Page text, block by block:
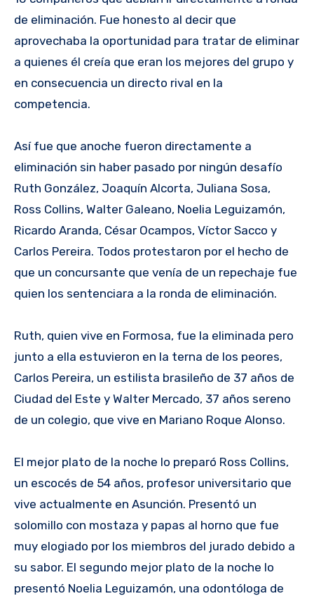
de eliminación. Fue honesto al decir que
aprovechaba la oportunidad para tratar de eliminar
a quienes él creía que eran los mejores del grupo y
en consecuencia un directo rival en la
competencia.
Así fue que anoche fueron directamente a
eliminación sin haber pasado por ningún desafío
Ruth González, Joaquín Alcorta, Juliana Sosa,
Ross Collins, Walter Galeano, Noelia Leguizamón,
Ricardo Aranda, César Ocampos, Víctor Sacco y
Carlos Pereira. Todos protestaron por el hecho de
que un concursante que venía de un repechaje fue
quien los sentenciara a la ronda de eliminación.
Ruth, quien vive en Formosa, fue la eliminada pero
junto a ella estuvieron en la terna de los peores,
Carlos Pereira, un estilista brasileño de 37 años de
Ciudad del Este y Walter Mercado, 37 años sereno
de un colegio, que vive en Mariano Roque Alonso.
El mejor plato de la noche lo preparó Ross Collins,
un escocés de 54 años, profesor universitario que
vive actualmente en Asunción. Presentó un
solomillo con mostaza y papas al horno que fue
muy elogiado por los miembros del jurado debido a
su sabor. El segundo mejor plato de la noche lo
presentó Noelia Leguizamón, una odontóloga de